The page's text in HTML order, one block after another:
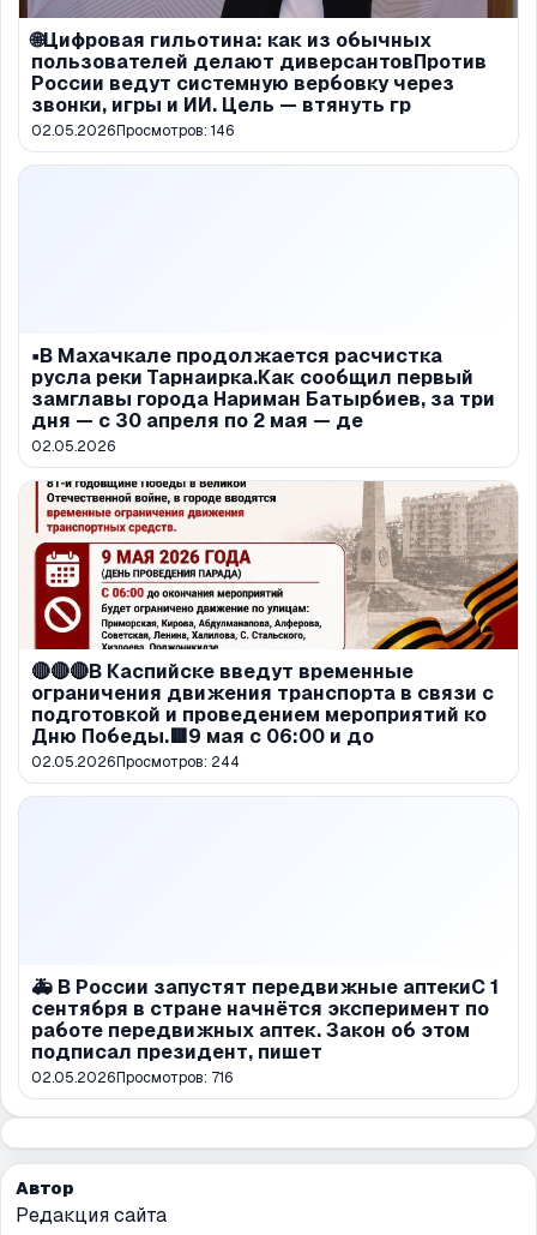
🌐Цифровая гильотина: как из обычных
пользователей делают диверсантовПротив
России ведут системную вербовку через
звонки, игры и ИИ. Цель — втянуть гр
02.05.2026Просмотров: 146
▪️В Махачкале продолжается расчистка
русла реки Тарнаирка.Как сообщил первый
замглавы города Нариман Батырбиев, за три
дня — с 30 апреля по 2 мая — де
02.05.2026
🔴🔴🔴В Каспийске введут временные
ограничения движения транспорта в связи с
подготовкой и проведением мероприятий ко
Дню Победы.🟥9 мая с 06:00 и до
02.05.2026Просмотров: 244
🚑 В России запустят передвижные аптекиС 1
сентября в стране начнётся эксперимент по
работе передвижных аптек. Закон об этом
подписал президент, пишет
02.05.2026Просмотров: 716
Автор
Редакция сайта